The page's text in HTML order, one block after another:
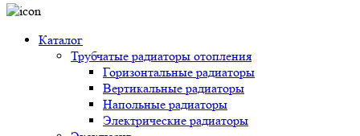
Каталог
Трубчатые радиаторы отопления
Горизонтальные радиаторы
Вертикальные радиаторы
Напольные радиаторы
Электрические радиаторы